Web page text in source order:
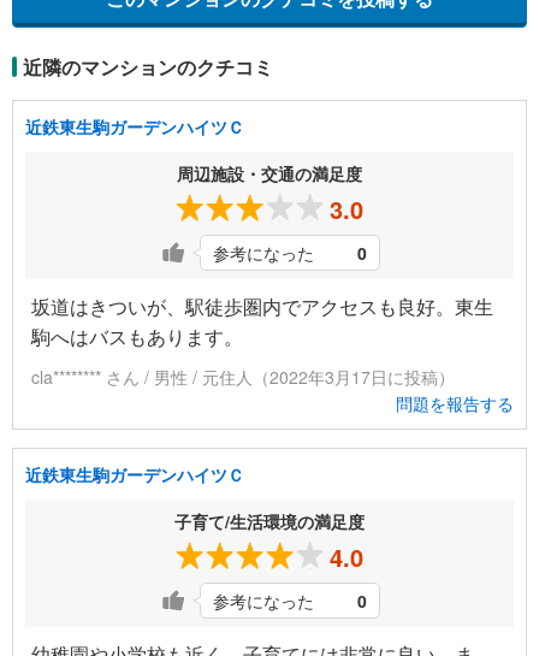
近隣のマンションのクチコミ
近鉄東生駒ガーデンハイツＣ
周辺施設・交通の満足度
3.0
参考になった 0
坂道はきついが、駅徒歩圏内でアクセスも良好。東生
駒へはバスもあります。
cla******** さん / 男性 / 元住人（2022年3月17日に投稿）
問題を報告する
近鉄東生駒ガーデンハイツＣ
子育て/生活環境の満足度
4.0
参考になった 0